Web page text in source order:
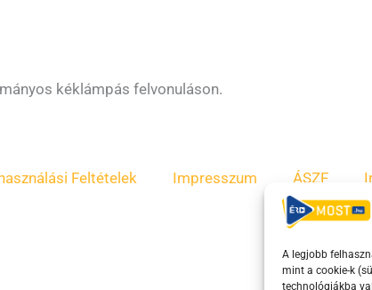
A legjobb
mint a cookie-k
technológiákba
kéklámpás felvonuláson.
Feltételek Impresszum ÁSZF